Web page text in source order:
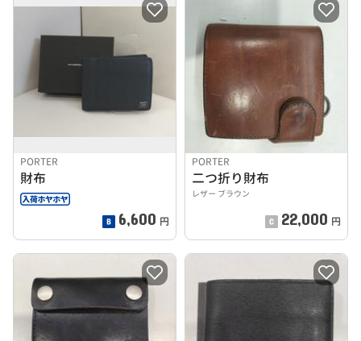
PORTER
財布
6,600 円
PORTER
二つ折り財布
レザー ブラウン
22,000 円